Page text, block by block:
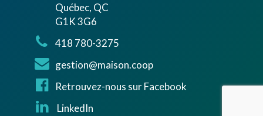
Québec, QC
G1K 3G6
418 780-3275
gestion@maison.coop
Retrouvez-nous sur Facebook
LinkedIn